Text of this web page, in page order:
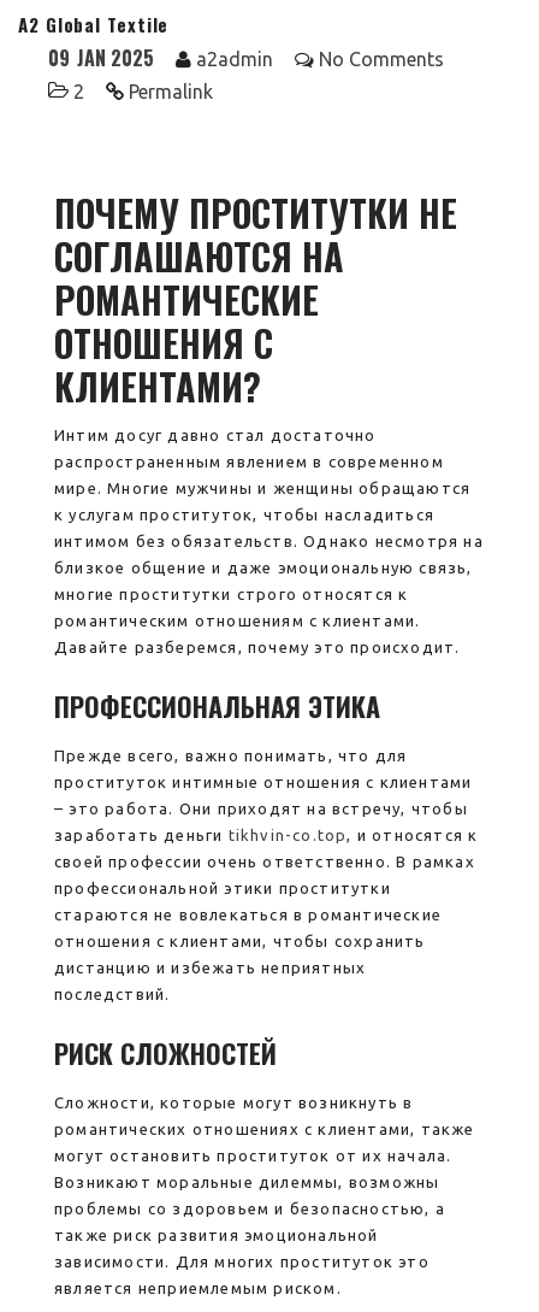
A2 Global Textile
09 JAN 2025 a2admin
No Comments
2
Permalink
ПОЧЕМУ ПРОСТИТУТКИ НЕ
СОГЛАШАЮТСЯ НА
РОМАНТИЧЕСКИЕ
ОТНОШЕНИЯ С
КЛИЕНТАМИ?
Интим досуг давно стал достаточно
распространенным явлением в современном
мире. Многие мужчины и женщины обращаются
к услугам проституток, чтобы насладиться
интимом без обязательств. Однако несмотря на
близкое общение и даже эмоциональную связь,
многие проститутки строго относятся к
романтическим отношениям с клиентами.
Давайте разберемся, почему это происходит.
ПРОФЕССИОНАЛЬНАЯ ЭТИКА
Прежде всего, важно понимать, что для
проституток интимные отношения с клиентами
– это работа. Они приходят на встречу, чтобы
заработать деньги tikhvin-co.top, и относятся к
своей профессии очень ответственно. В рамках
профессиональной этики проститутки
стараются не вовлекаться в романтические
отношения с клиентами, чтобы сохранить
дистанцию и избежать неприятных
последствий.
РИСК СЛОЖНОСТЕЙ
Сложности, которые могут возникнуть в
романтических отношениях с клиентами, также
могут остановить проституток от их начала.
Возникают моральные дилеммы, возможны
проблемы со здоровьем и безопасностью, а
также риск развития эмоциональной
зависимости. Для многих проституток это
является неприемлемым риском.